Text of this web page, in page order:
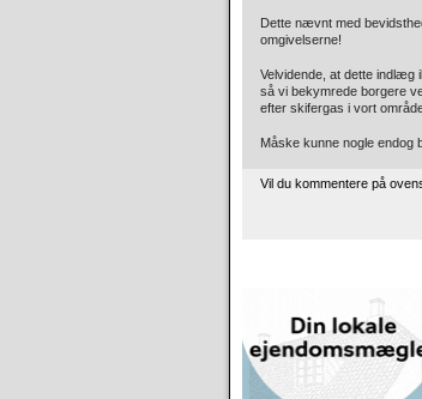
Dette nævnt med
omgivelserne!
Velvidende, at dette indlæg
så vi bekymrede borgere
efter skifergas i vort
Måske kunne nogle endog
Vil du kommentere på